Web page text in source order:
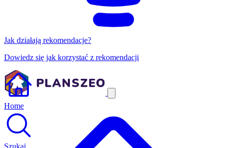
Jak działają rekomendacje?
Dowiedz się jak korzystać z rekomendacji
Home
Szukaj